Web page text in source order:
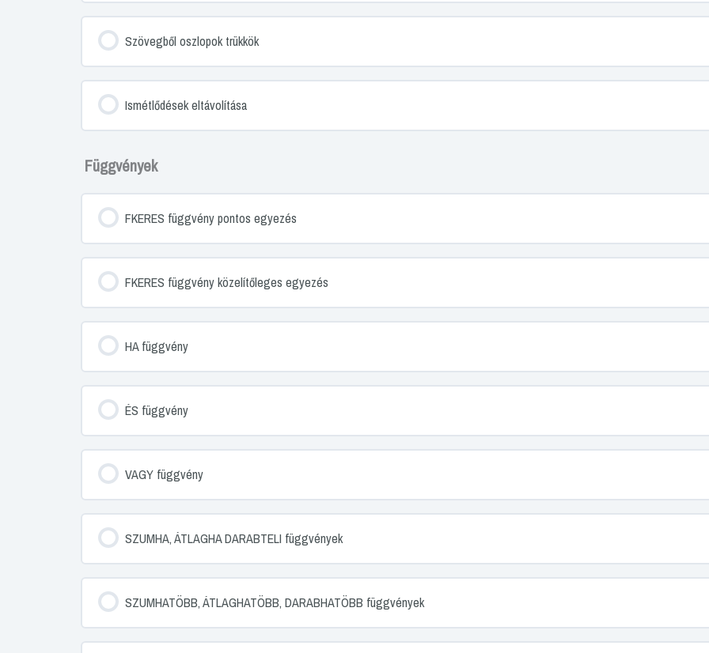
Szövegből oszlopok trükkök
Ismétlődések eltávolítása
Függvények
FKERES függvény pontos egyezés
FKERES függvény közelítőleges egyezés
HA függvény
ÉS függvény
VAGY függvény
SZUMHA, ÁTLAGHA DARABTELI függvények
SZUMHATÖBB, ÁTLAGHATÖBB, DARABHATÖBB függvények